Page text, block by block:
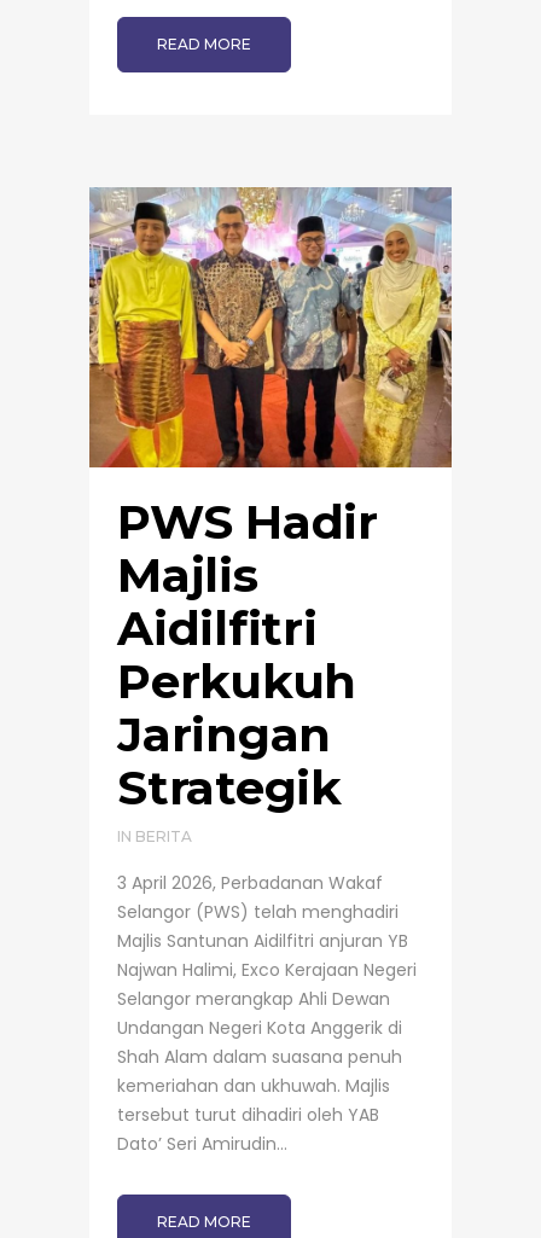
READ MORE
PWS Hadir
Majlis
Aidilfitri
Perkukuh
Jaringan
Strategik
IN BERITA
3 April 2026, Perbadanan Wakaf
Selangor (PWS) telah menghadiri
Majlis Santunan Aidilfitri anjuran YB
Najwan Halimi, Exco Kerajaan Negeri
Selangor merangkap Ahli Dewan
Undangan Negeri Kota Anggerik di
Shah Alam dalam suasana penuh
kemeriahan dan ukhuwah. Majlis
tersebut turut dihadiri oleh YAB
Dato’ Seri Amirudin...
READ MORE